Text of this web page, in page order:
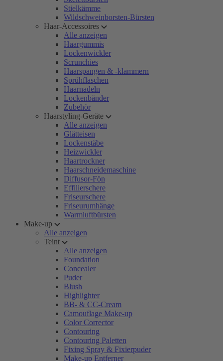
Stielkämme
Wildschweinborsten-Bürsten
Haar-Accessoires
Alle anzeigen
Haargummis
Lockenwickler
Scrunchies
Haarspangen & -klammern
Sprühflaschen
Haarnadeln
Lockenbänder
Zubehör
Haarstyling-Geräte
Alle anzeigen
Glätteisen
Lockenstäbe
Heizwickler
Haartrockner
Haarschneidemaschine
Diffusor-Fön
Effilierschere
Friseurschere
Friseurumhänge
Warmluftbürsten
Make-up
Alle anzeigen
Teint
Alle anzeigen
Foundation
Concealer
Puder
Blush
Highlighter
BB- & CC-Cream
Camouflage Make-up
Color Corrector
Contouring
Contouring Paletten
Fixing Spray & Fixierpuder
Make-up Entferner